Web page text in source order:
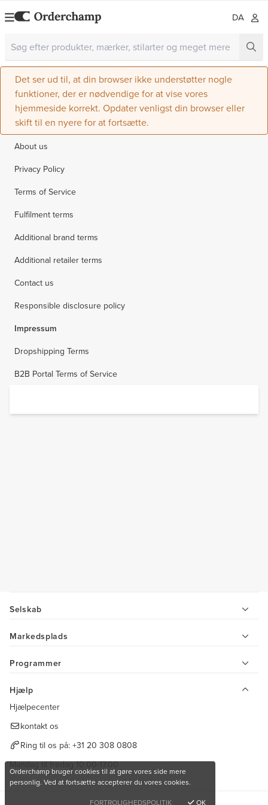
DA
Det ser ud til, at din browser ikke understøtter nogle
funktioner, der er nødvendige for at vise vores
hjemmeside korrekt. Opdater venligst din browser eller
skift til en nyere for at fortsætte.
About us
Privacy Policy
Terms of Service
Fulfilment terms
Additional brand terms
Additional retailer terms
Contact us
Responsible disclosure policy
Impressum
Dropshipping Terms
B2B Portal Terms of Service
Selskab
Markedsplads
Programmer
Hjælp
Hjælpecenter
kontakt os
Ring til os på: +31 20 308 0808
Mandag til fredag 10.00-17.00
Orderchamp bruger cookies til at gøre vores side mere
personlig. Ved at fortsætte accepterer du vores cookies.
FORTROLIGHEDSPOLITIK
OK